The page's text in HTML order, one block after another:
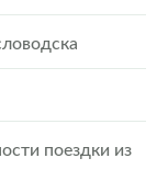
поездки из